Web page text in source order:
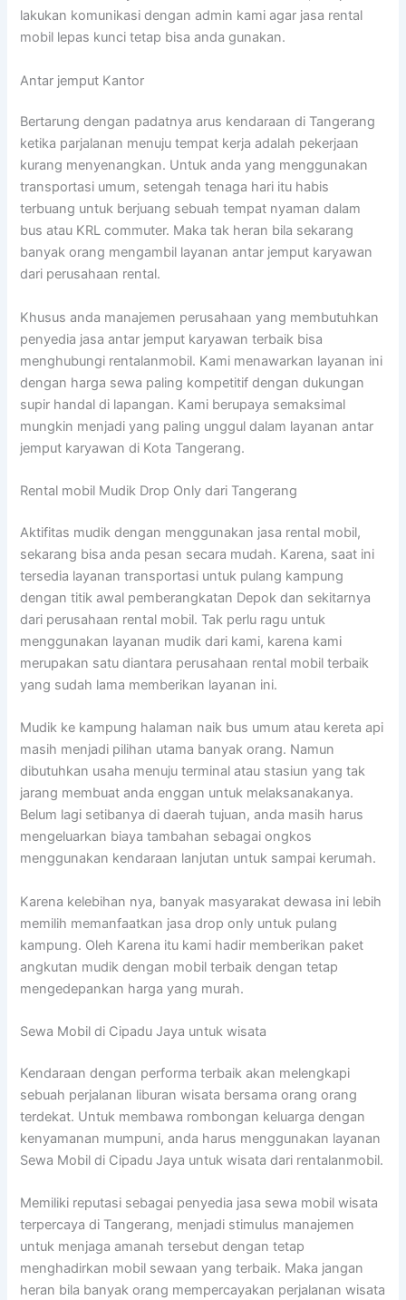
lakukan komunikasi dengan admin kami agar jasa rental
mobil lepas kunci tetap bisa anda gunakan.
Antar jemput Kantor
Bertarung dengan padatnya arus kendaraan di Tangerang
ketika parjalanan menuju tempat kerja adalah pekerjaan
kurang menyenangkan. Untuk anda yang menggunakan
transportasi umum, setengah tenaga hari itu habis
terbuang untuk berjuang sebuah tempat nyaman dalam
bus atau KRL commuter. Maka tak heran bila sekarang
banyak orang mengambil layanan antar jemput karyawan
dari perusahaan rental.
Khusus anda manajemen perusahaan yang membutuhkan
penyedia jasa antar jemput karyawan terbaik bisa
menghubungi rentalanmobil. Kami menawarkan layanan ini
dengan harga sewa paling kompetitif dengan dukungan
supir handal di lapangan. Kami berupaya semaksimal
mungkin menjadi yang paling unggul dalam layanan antar
jemput karyawan di Kota Tangerang.
Rental mobil Mudik Drop Only dari Tangerang
Aktifitas mudik dengan menggunakan jasa rental mobil,
sekarang bisa anda pesan secara mudah. Karena, saat ini
tersedia layanan transportasi untuk pulang kampung
dengan titik awal pemberangkatan Depok dan sekitarnya
dari perusahaan rental mobil. Tak perlu ragu untuk
menggunakan layanan mudik dari kami, karena kami
merupakan satu diantara perusahaan rental mobil terbaik
yang sudah lama memberikan layanan ini.
Mudik ke kampung halaman naik bus umum atau kereta api
masih menjadi pilihan utama banyak orang. Namun
dibutuhkan usaha menuju terminal atau stasiun yang tak
jarang membuat anda enggan untuk melaksanakanya.
Belum lagi setibanya di daerah tujuan, anda masih harus
mengeluarkan biaya tambahan sebagai ongkos
menggunakan kendaraan lanjutan untuk sampai kerumah.
Karena kelebihan nya, banyak masyarakat dewasa ini lebih
memilih memanfaatkan jasa drop only untuk pulang
kampung. Oleh Karena itu kami hadir memberikan paket
angkutan mudik dengan mobil terbaik dengan tetap
mengedepankan harga yang murah.
Sewa Mobil di Cipadu Jaya untuk wisata
Kendaraan dengan performa terbaik akan melengkapi
sebuah perjalanan liburan wisata bersama orang orang
terdekat. Untuk membawa rombongan keluarga dengan
kenyamanan mumpuni, anda harus menggunakan layanan
Sewa Mobil di Cipadu Jaya untuk wisata dari rentalanmobil.
Memiliki reputasi sebagai penyedia jasa sewa mobil wisata
terpercaya di Tangerang, menjadi stimulus manajemen
untuk menjaga amanah tersebut dengan tetap
menghadirkan mobil sewaan yang terbaik. Maka jangan
heran bila banyak orang mempercayakan perjalanan wisata